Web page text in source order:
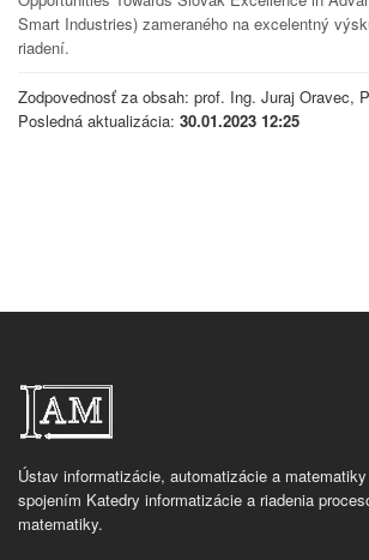
Smart Industries) zameraného na excelentný
riadení.
Zodpovednosť za obsah: prof. Ing. Juraj Oravec,
Posledná aktualizácia: 30.01.2023 12:25
Ústav informatizácie, automatizácie a
spojením Katedry informatizácie a riadenia
matematiky.